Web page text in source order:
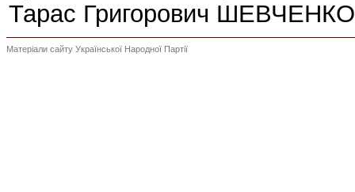
Тарас Григорович
Матеріали сайту Української Народної Партії